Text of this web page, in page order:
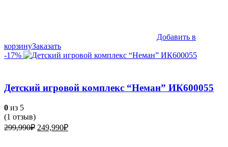
Добавить в
корзинуЗаказать
-17%
Детский игровой комплекс “Неман” ИК600055
0 из 5
(1 отзыв)
299,990₽ Первоначальная
249,990₽Текущая